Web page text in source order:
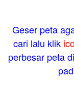
Geser peta
cari lalu klik
perbesar peta